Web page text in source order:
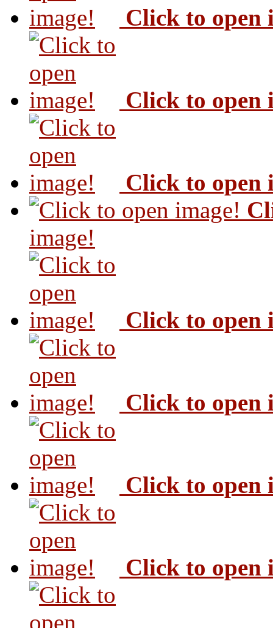
Click to open
Click to open
Click to open
image!
Click to open
Click to open
Click to open
Click to open